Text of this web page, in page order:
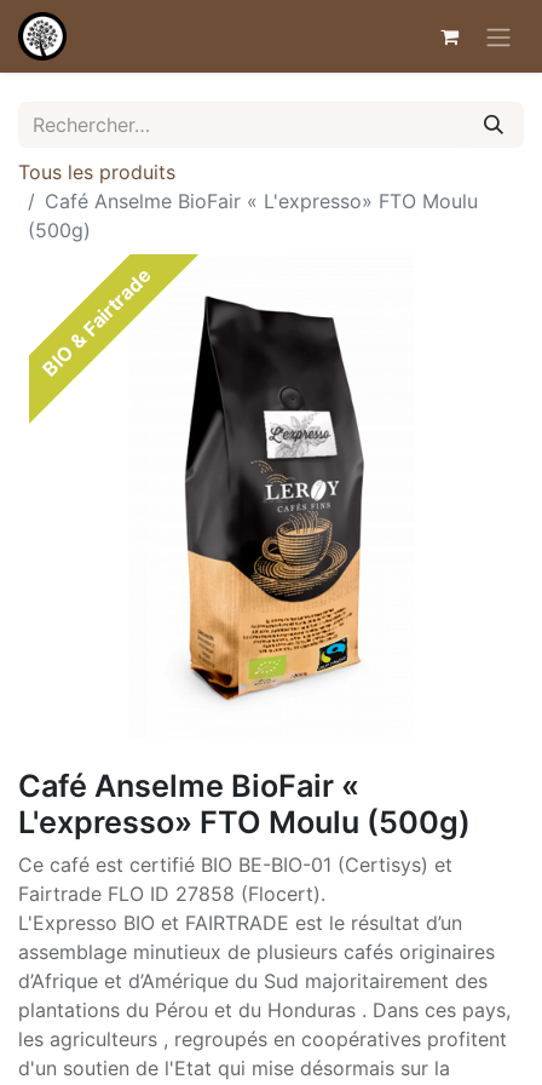
Tous les produits
Café Anselme BioFair « L'expresso» FTO Moulu
(500g)
BIO & Fairtrade
Café Anselme BioFair «
L'expresso» FTO Moulu (500g)
Ce café est certifié BIO BE-BIO-01 (Certisys) et
Fairtrade FLO ID 27858 (Flocert).
L'Expresso BIO et FAIRTRADE est le résultat d’un
assemblage minutieux de plusieurs cafés originaires
d’Afrique et d’Amérique du Sud majoritairement des
plantations du Pérou et du Honduras . Dans ces pays,
les agriculteurs , regroupés en coopératives profitent
d'un soutien de l'Etat qui mise désormais sur la